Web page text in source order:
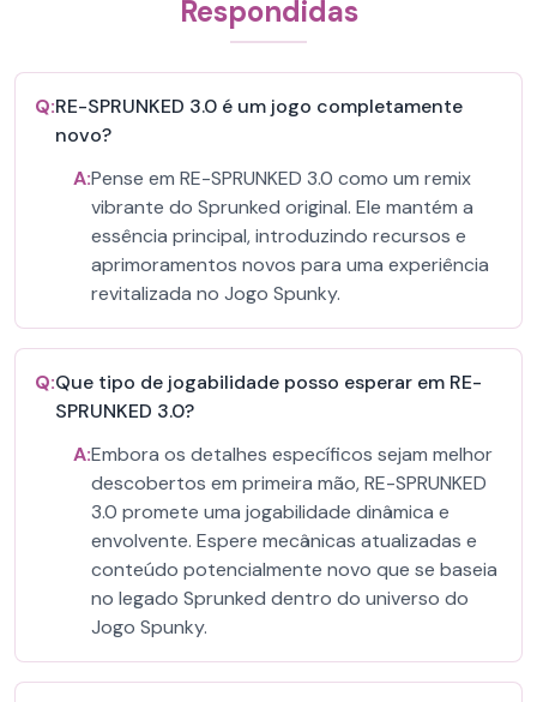
Respondidas
Q:RE-SPRUNKED 3.0 é um jogo completamente
novo?
A:Pense em RE-SPRUNKED 3.0 como um remix
vibrante do Sprunked original. Ele mantém a
essência principal, introduzindo recursos e
aprimoramentos novos para uma experiência
revitalizada no Jogo Spunky.
Q:Que tipo de jogabilidade posso esperar em RE-
SPRUNKED 3.0?
A:Embora os detalhes específicos sejam melhor
descobertos em primeira mão, RE-SPRUNKED
3.0 promete uma jogabilidade dinâmica e
envolvente. Espere mecânicas atualizadas e
conteúdo potencialmente novo que se baseia
no legado Sprunked dentro do universo do
Jogo Spunky.